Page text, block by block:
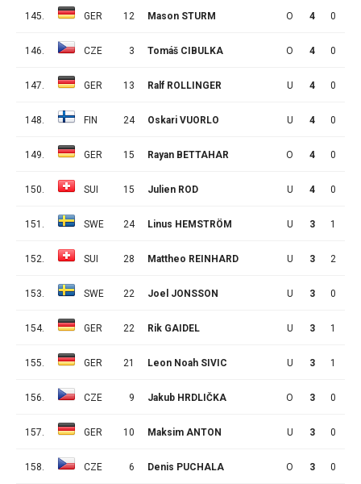
145. GER 12 Mason STURM O 4 0
146. CZE 3 Tomáš CIBULKA O 4 0
147. GER 13 Ralf ROLLINGER U 4 0
148. FIN 24 Oskari VUORLO U 4 0
149. GER 15 Rayan BETTAHAR O 4 0
150. SUI 15 Julien ROD U 4 0
151. SWE 24 Linus HEMSTRÖM U 3 1
152. SUI 28 Mattheo REINHARD U 3 2
153. SWE 22 Joel JONSSON U 3 0
154. GER 22 Rik GAIDEL U 3 1
155. GER 21 Leon Noah SIVIC U 3 1
156. CZE 9 Jakub HRDLIČKA O 3 0
157. GER 10 Maksim ANTON U 3 0
158. CZE 6 Denis PUCHALA O 3 0